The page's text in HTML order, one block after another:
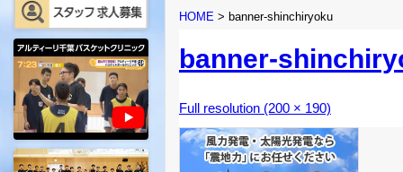
HOME > banner-shinchiryoku
banner-
Full resolution (200 × 190)